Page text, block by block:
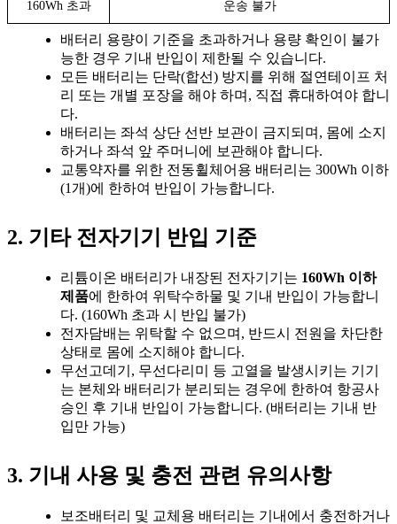
160Wh 초과 운송 불가
배터리 용량이 기준을 초과하거나 용량 확인이 불가
능한 경우 기내 반입이 제한될 수 있습니다.
모든 배터리는 단락(합선) 방지를 위해 절연테이프 처
리 또는 개별 포장을 해야 하며, 직접 휴대하여야 합니
다.
배터리는 좌석 상단 선반 보관이 금지되며, 몸에 소지
하거나 좌석 앞 주머니에 보관해야 합니다.
교통약자를 위한 전동휠체어용 배터리는 300Wh 이하
(1개)에 한하여 반입이 가능합니다.
2. 기타 전자기기 반입 기준
리튬이온 배터리가 내장된 전자기기는 160Wh 이하
제품에 한하여 위탁수하물 및 기내 반입이 가능합니
다. (160Wh 초과 시 반입 불가)
전자담배는 위탁할 수 없으며, 반드시 전원을 차단한
상태로 몸에 소지해야 합니다.
무선고데기, 무선다리미 등 고열을 발생시키는 기기
는 본체와 배터리가 분리되는 경우에 한하여 항공사
승인 후 기내 반입이 가능합니다. (배터리는 기내 반
입만 가능)
3. 기내 사용 및 충전 관련 유의사항
보조배터리 및 교체용 배터리는 기내에서 충전하거나